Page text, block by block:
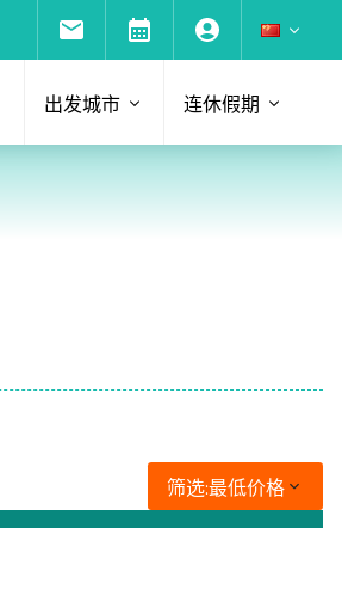
出发城市 连休假期
筛选:最低价格